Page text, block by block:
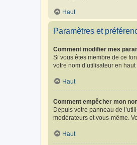
Haut
Paramètres et
Comment modifier mes
Si vous êtes membre de ce
votre nom d’utilisateur en
Haut
Comment empêcher mon
Depuis votre panneau de
modérateurs et vous-même.
Haut